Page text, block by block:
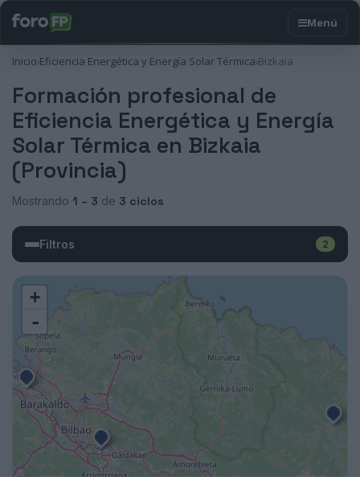
Inicio›Eficiencia Energética y Energía Solar Térmica›Bizkaia
Formación profesional de
Eficiencia Energética y Energía
Solar Térmica en Bizkaia
(Provincia)
Mostrando 1 – 3 de 3 ciclos
Filtros 2
+
-